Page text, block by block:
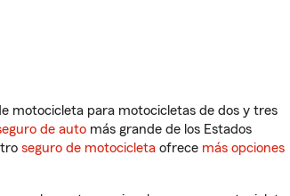
motocicleta para motocicletas de dos y tres
de auto más grande de los Estados
seguro de motocicleta ofrece más opciones